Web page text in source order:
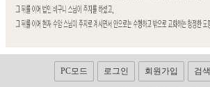
PC모드 로그인 회원가입 검색